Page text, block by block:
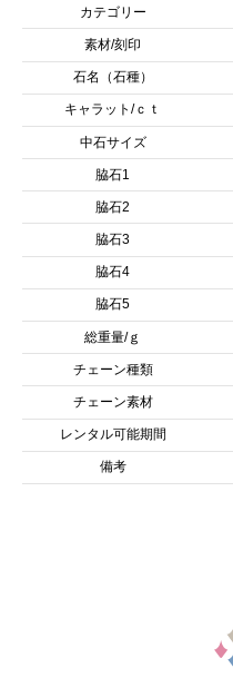
カテゴリー
素材/刻印
石名（石種）
キャラット/ｃｔ
中石サイズ
脇石1
脇石2
脇石3
脇石4
脇石5
総重量/ｇ
チェーン種類
チェーン素材
レンタル可能期間
備考